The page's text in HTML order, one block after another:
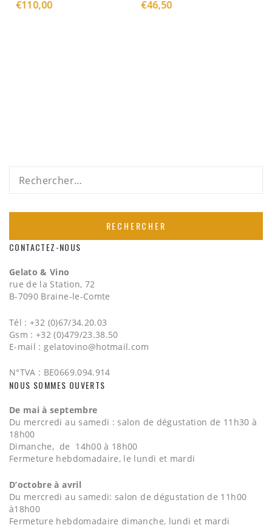
Rechercher :
CONTACTEZ-NOUS
Gelato & Vino
rue de la Station, 72
B-7090 Braine-le-Comte
Tél : +32 (0)67/34.20.03
Gsm : +32 (0)479/23.38.50
E-mail :gelatovino@hotmail.com
N°TVA : BE0669.094.914
NOUS SOMMES OUVERTS
De mai à septembre
Du mercredi au samedi : salon de dégustation de 11h30 à
18h00
Dimanche, de 14h00 à 18h00
Fermeture hebdomadaire, le lundi et mardi
D’octobre à avril
Du mercredi au samedi: salon de dégustation de 11h00
à18h00
Fermeture hebdomadaire dimanche, lundi et mardi